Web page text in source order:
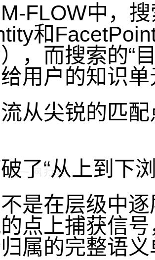
FLOW中，
和
，而搜索的“
用户的知识
从尖锐的匹
了“从上到下
是在层级中
点上捕获信
属的完整语